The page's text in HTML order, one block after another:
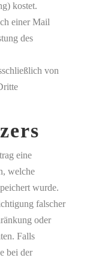
kostet.
einer Mail
des
von
eine
welche
wurde.
falscher
oder
Falls
bei der